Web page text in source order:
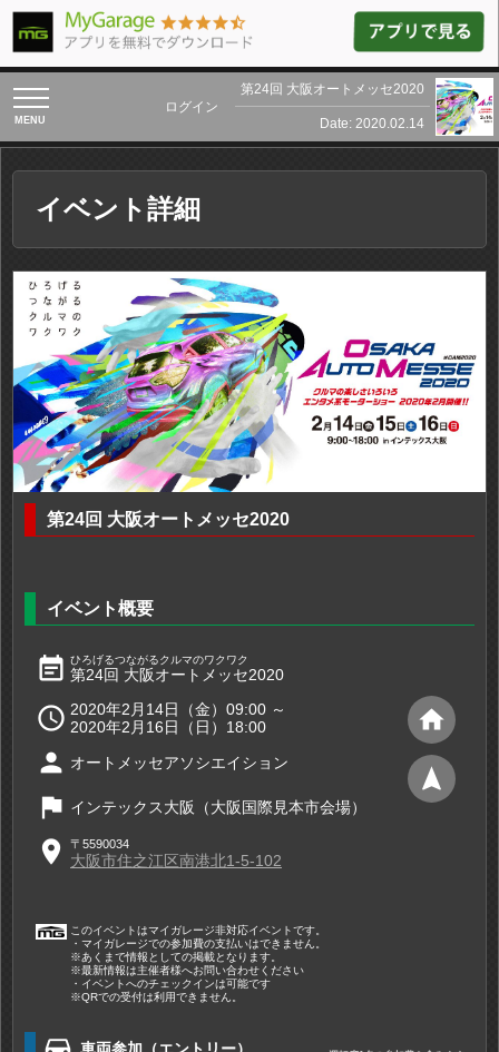
toggle
navigation
ログイン
第24回 大阪オートメッセ2020
Date: 2020.02.14
イベント詳細
第24回 大阪オートメッセ2020
イベント概要
event_note ひろげるつながるクルマのワクワク
第24回 大阪オートメッセ2020
 2020年2月14日（金）09:00 ～
2020年2月16日（日）18:00
person オートメッセアソシエイション
flag インテックス大阪（大阪国際見本市会場）
place 〒5590034
大阪市住之江区南港北1-5-102
このイベントはマイガレージ非対応イベントです。
・マイガレージでの参加費の支払いはできません。
※あくまで情報としての掲載となります。
※最新情報は主催者様へお問い合わせください
・イベントへのチェックインは可能です
※QRでの受付は利用できません。
home
navigation